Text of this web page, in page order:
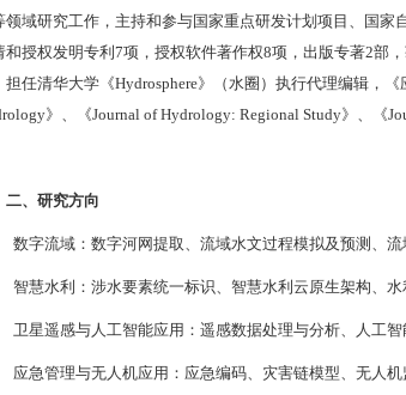
领域研究工作，主持和参与国家重点研发计划项目、国家
和授权发明专利7项，授权软件著作权8项，出版专著2部
担任清华大学《Hydrosphere》（水圈）执行代理编辑，
》、《Journal of Hydrology: Regional Study》、《
二、 研究方向
数字流域：数字河网提取、流域水文过程模拟及预测、流
智慧水利：涉水要素统一标识、智慧水利云原生架构、水
卫星遥感与人工智能应用：遥感数据处理与分析、人工
应急管理与无人机应用：应急编码、灾害链模型、无人